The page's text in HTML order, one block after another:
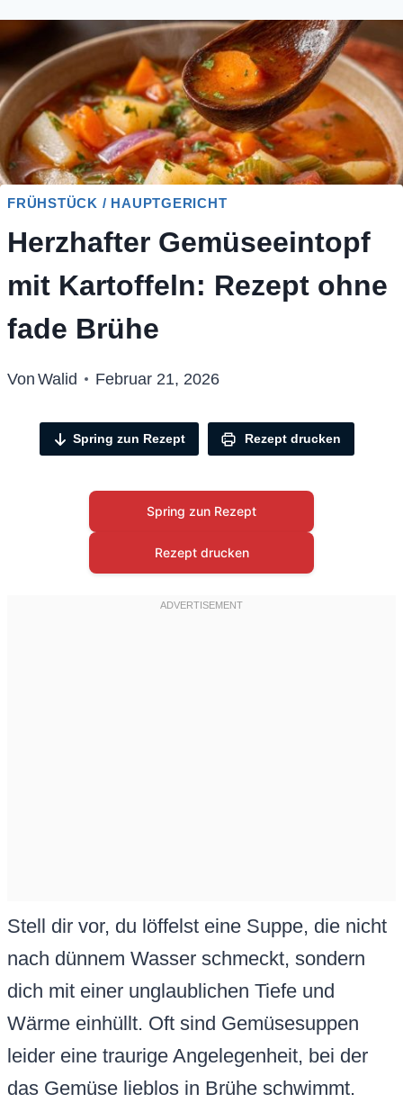
FRÜHSTÜCK / HAUPTGERICHT
Herzhafter Gemüseeintopf
mit Kartoffeln: Rezept ohne
fade Brühe
Von Walid Februar 21, 2026
Spring zun Rezept Rezept drucken
Spring zun Rezept
Rezept drucken
Stell dir vor, du löffelst eine Suppe, die nicht
nach dünnem Wasser schmeckt, sondern
dich mit einer unglaublichen Tiefe und
Wärme einhüllt. Oft sind Gemüsesuppen
leider eine traurige Angelegenheit, bei der
das Gemüse lieblos in Brühe schwimmt.